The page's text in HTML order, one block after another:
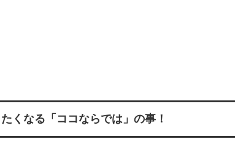
くなる「ココならでは」の事！